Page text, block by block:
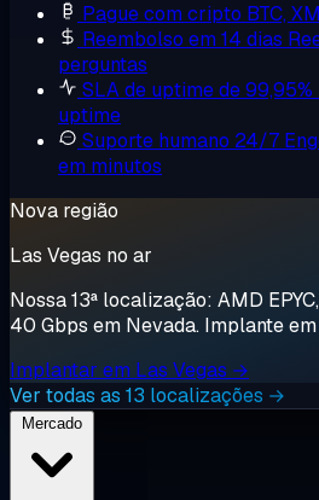
Pague com cripto BTC,
Reembolso em 14 dias
perguntas
SLA de uptime de 99,95%
uptime
Suporte humano 24/7
em minutos
Nova região
Las Vegas no ar
Nossa 13ª localização: AMD
40 Gbps em Nevada. Implante
Implantar em Las Vegas →
Ver todas as 13 localizações →